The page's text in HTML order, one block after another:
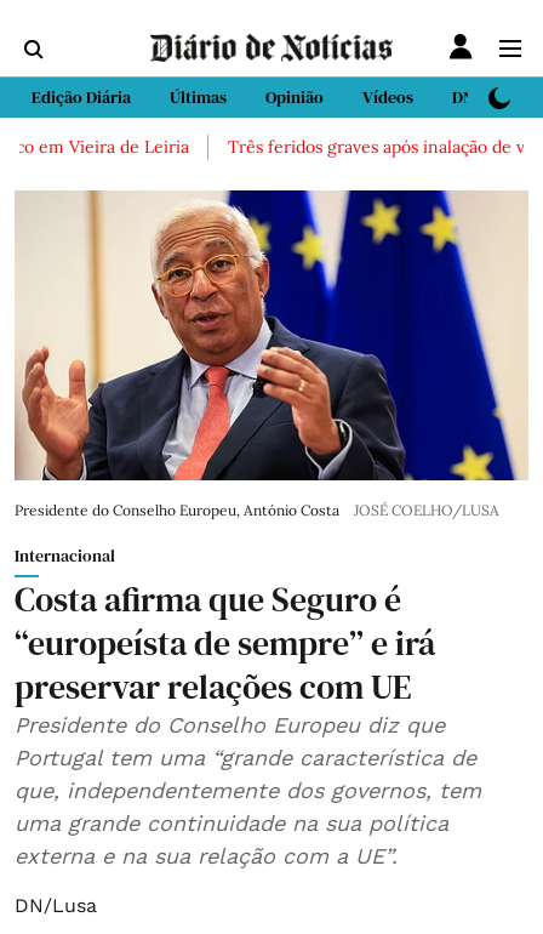
Edição Diária Últimas Opinião Vídeos DN Sport
em Vieira de Leiria Três feridos graves após inalação de
Presidente do Conselho Europeu, António Costa JOSÉ COELHO/LUSA
Internacional
Costa afirma que Seguro é
“europeísta de sempre” e irá
preservar relações com UE
Presidente do Conselho Europeu diz que
Portugal tem uma “grande característica de
que, independentemente dos governos, tem
uma grande continuidade na sua política
externa e na sua relação com a UE”.
DN/Lusa